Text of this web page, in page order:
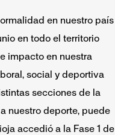
en nuestro país
en todo el territorio
impacto en nuestra
social y deportiva
secciones de la
nuestro deporte, puede
accedió a la Fase 1 de